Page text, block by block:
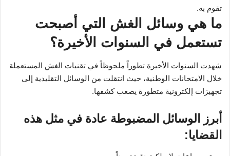
تقوم به.
ما هي وسائل الغش التي أصبحت
تستعمل في السنوات الأخيرة؟
شهدت السنوات الأخيرة تطوراً ملحوظاً في تقنيات الغش المستعملة
خلال الامتحانات الوطنية، حيث انتقلت من الوسائل التقليدية إلى
تجهيزات إلكترونية متطورة يصعب كشفها.
أبرز الوسائل المضبوطة عادة في مثل هذه
القضايا: